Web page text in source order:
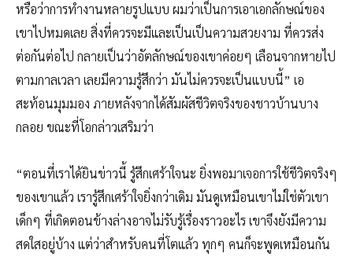
หรือว่าการทำงานหลายรูปแบบ ผมว่าเป็นการเอาเอกลักษณ์ของ
เขาไปหมดเลย สิ่งที่ควรจะมีและเป็นเป็นความสวยงาม ที่ควรส่ง
ต่อกันต่อไป กลายเป็นว่าอัตลักษณ์ของเขาค่อยๆ เลือนจากหายไป
ตามกาลเวลา เลยมีความรู้สึกว่า มันไม่ควรจะเป็นแบบนี้” เอ
สะท้อนมุมมอง ภายหลังจากได้สัมผัสชีวิตจริงของชาวบ้านบาง
กลอย ขณะที่โอกล่าวเสริมว่า
“ตอนที่เราได้ยินข่าวนี้ รู้สึกเศร้าใจนะ ยิ่งพอมาเจอการใช้ชีวิตจริงๆ
ของเขาแล้ว เรารู้สึกเศร้าใจยิ่งกว่าเดิม มันดูเหมือนเขาไม่ใช่ตัวเขา
เด็กๆ ที่เกิดตอนข้างล่างอาจไม่รับรู้เรื่องราวอะไร เขาจึงยังมีความ
สดใสอยู่บ้าง แต่ว่าสำหรับคนที่โตแล้ว ทุกๆ คนก็จะพูดเหมือนกัน